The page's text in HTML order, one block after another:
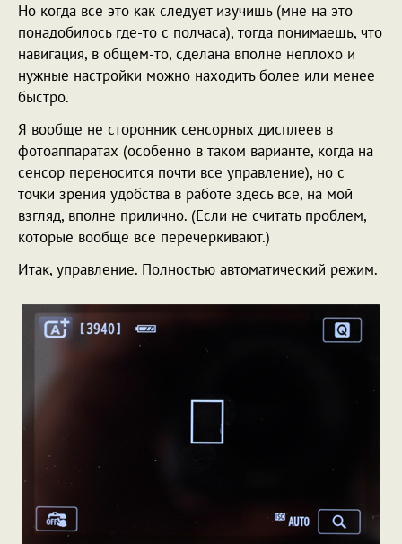
Но когда все это как следует изучишь (мне на это
понадобилось где-то с полчаса), тогда понимаешь, что
навигация, в общем-то, сделана вполне неплохо и
нужные настройки можно находить более или менее
быстро.
Я вообще не сторонник сенсорных дисплеев в
фотоаппаратах (особенно в таком варианте, когда на
сенсор переносится почти все управление), но с
точки зрения удобства в работе здесь все, на мой
взгляд, вполне прилично. (Если не считать проблем,
которые вообще все перечеркивают.)
Итак, управление. Полностью автоматический режим.